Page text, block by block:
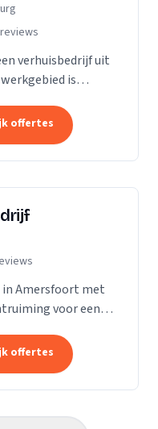
verhuisbedrijf uit
is
offertes
in Amersfoort met
voor een
offertes